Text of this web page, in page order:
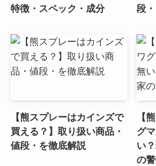
特徴・スペック・成分
段
【熊スプレーはカインズで
買える？】取り扱い商品・
値段・を徹底解説
【
グ
い
の